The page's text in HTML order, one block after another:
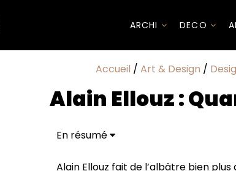
ARCHI DECO
Accueil / Art & Design /
Alain Ellouz :
En résumé
Alain Ellouz fait de l’albâtre bien